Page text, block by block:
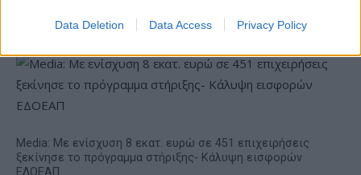
Data Deletion Data Access Privacy Policy
θέση του CEO
Media: Με ενίσχυση 8 εκατ. ευρώ σε 451 επιχειρήσεις
ξεκίνησε το πρόγραμμα στήριξης- Κάλυψη εισφορών
ΕΔΟΕΑΠ